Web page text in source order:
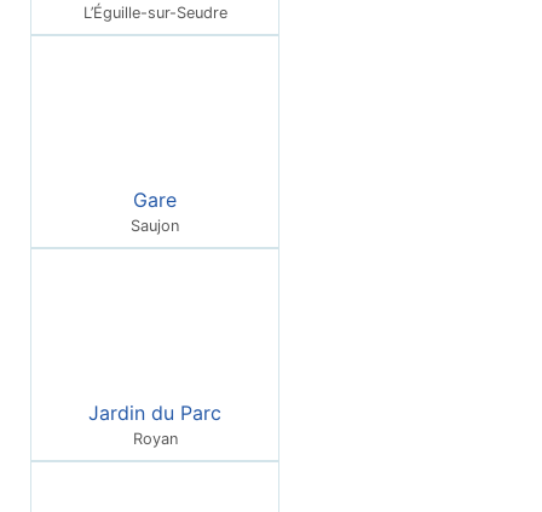
L’Éguille-sur-Seudre
Gare
Saujon
Jardin du Parc
Royan